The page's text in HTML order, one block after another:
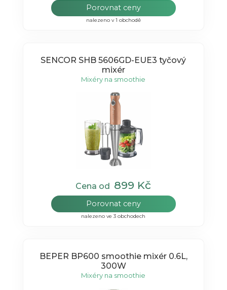
Porovnat ceny
nalezeno v 1 obchodě
SENCOR SHB 5606GD-EUE3 tyčový
mixér
Mixéry na smoothie
Cena od 899 Kč
Porovnat ceny
nalezeno ve 3 obchodech
BEPER BP600 smoothie mixér 0.6L,
300W
Mixéry na smoothie